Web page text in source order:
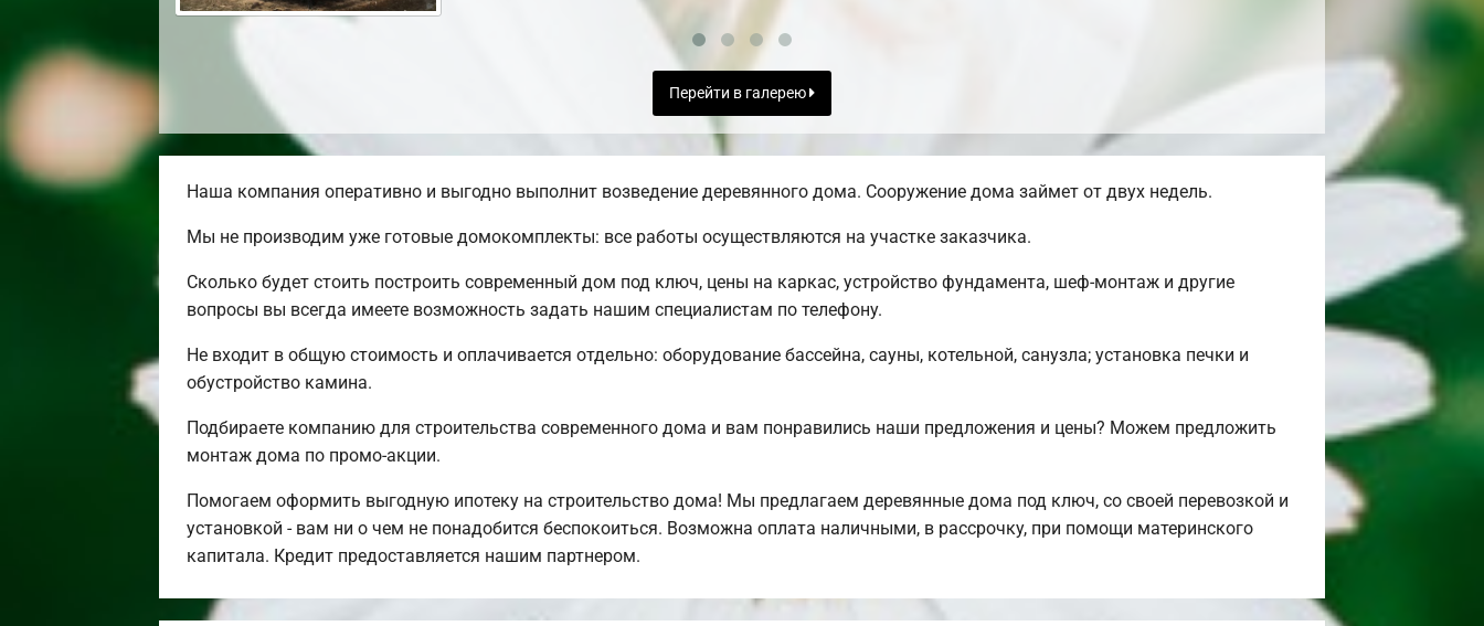
Перейти в галерею
Наша компания оперативно и выгодно выполнит возведение деревянного дома. Сооружение дома займет от двух недель.
Мы не производим уже готовые домокомплекты: все работы осуществляются на участке заказчика.
Сколько будет стоить построить современный дом под ключ, цены на каркас, устройство фундамента, шеф-монтаж и другие
вопросы вы всегда имеете возможность задать нашим специалистам по телефону.
Не входит в общую стоимость и оплачивается отдельно: оборудование бассейна, сауны, котельной, санузла; установка печки и
обустройство камина.
Подбираете компанию для строительства современного дома и вам понравились наши предложения и цены? Можем предложить
монтаж дома по промо-акции.
Помогаем оформить выгодную ипотеку на строительство дома! Мы предлагаем деревянные дома под ключ, со своей перевозкой и
установкой - вам ни о чем не понадобится беспокоиться. Возможна оплата наличными, в рассрочку, при помощи материнского
капитала. Кредит предоставляется нашим партнером.